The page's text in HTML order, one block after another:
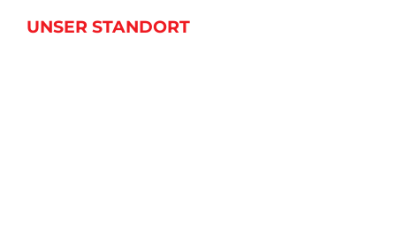
UNSER STANDORT